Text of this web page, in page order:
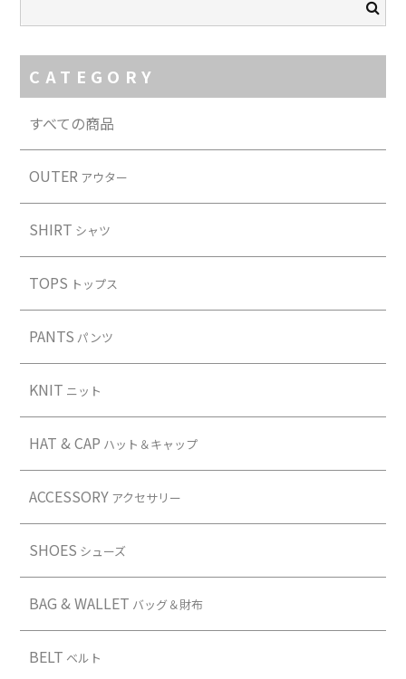
SHOES
BAG & WALLET
OTHER
About
Contact
CATEGORY
すべての商品
OUTER アウター
SHIRT シャツ
TOPS トップス
PANTS パンツ
KNIT ニット
HAT & CAP ハット＆キャップ
ACCESSORY アクセサリー
SHOES シューズ
BAG & WALLET バッグ＆財布
BELT ベルト